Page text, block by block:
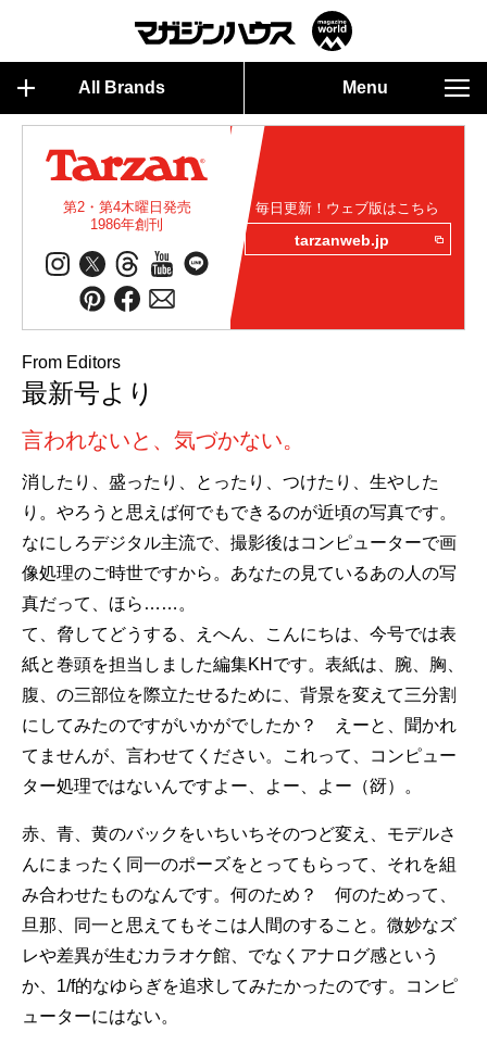
All Brands Menu
第2・第4木曜日発売
1986年創刊
毎日更新！ウェブ版はこちら
tarzanweb.jp
From Editors
最新号より
言われないと、気づかない。
消したり、盛ったり、とったり、つけたり、生やした
り。やろうと思えば何でもできるのが近頃の写真です。
なにしろデジタル主流で、撮影後はコンピューターで画
像処理のご時世ですから。あなたの見ているあの人の写
真だって、ほら……。
て、脅してどうする、えへん、こんにちは、今号では表
紙と巻頭を担当しました編集KHです。表紙は、腕、胸、
腹、の三部位を際立たせるために、背景を変えて三分割
にしてみたのですがいかがでしたか？ えーと、聞かれ
てませんが、言わせてください。これって、コンピュー
ター処理ではないんですよー、よー、よー（谺）。
赤、青、黄のバックをいちいちそのつど変え、モデルさ
んにまったく同一のポーズをとってもらって、それを組
み合わせたものなんです。何のため？ 何のためって、
旦那、同一と思えてもそこは人間のすること。微妙なズ
レや差異が生むカラオケ館、でなくアナログ感という
か、1/f的なゆらぎを追求してみたかったのです。コンピ
ューターにはない。